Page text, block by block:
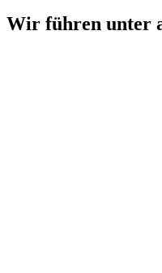
Wir führen unter